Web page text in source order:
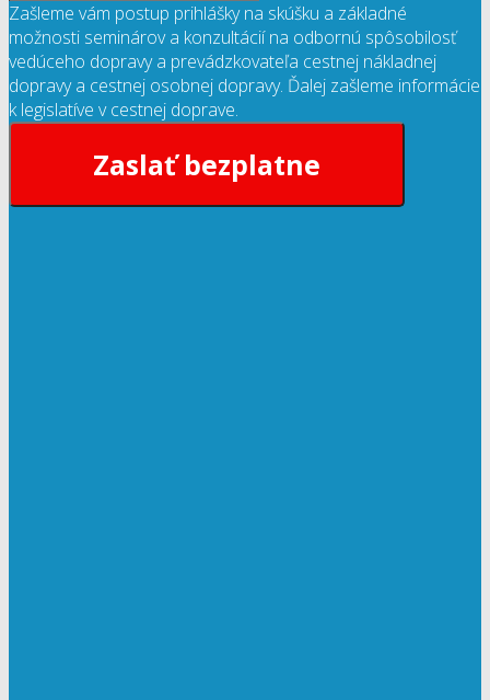
Zašleme vám postup prihlášky na skúšku a základné
možnosti seminárov a konzultácií na odbornú spôsobilosť
vedúceho dopravy a prevádzkovateľa cestnej nákladnej
dopravy a cestnej osobnej dopravy. Ďalej zašleme informácie
k legislatíve v cestnej doprave.
Zaslať bezplatne